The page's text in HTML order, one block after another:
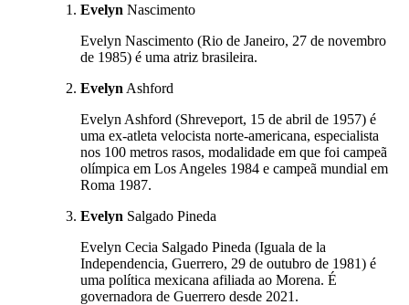
Evelyn Nascimento
Evelyn Nascimento (Rio de Janeiro, 27 de novembro
de 1985) é uma atriz brasileira.
Evelyn Ashford
Evelyn Ashford (Shreveport, 15 de abril de 1957) é
uma ex-atleta velocista norte-americana, especialista
nos 100 metros rasos, modalidade em que foi campeã
olímpica em Los Angeles 1984 e campeã mundial em
Roma 1987.
Evelyn Salgado Pineda
Evelyn Cecia Salgado Pineda (Iguala de la
Independencia, Guerrero, 29 de outubro de 1981) é
uma política mexicana afiliada ao Morena. É
governadora de Guerrero desde 2021.